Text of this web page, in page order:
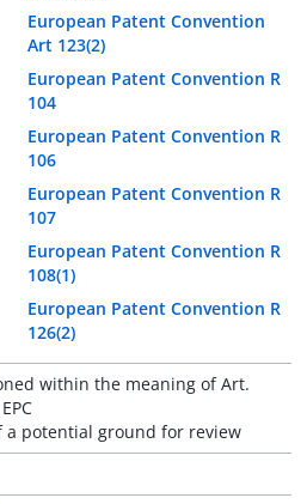
European Patent Convention
Art 123(2)
European Patent Convention R
104
European Patent Convention R
106
European Patent Convention R
107
European Patent Convention R
108(1)
European Patent Convention R
126(2)
within the meaning of Art.
a potential ground for review